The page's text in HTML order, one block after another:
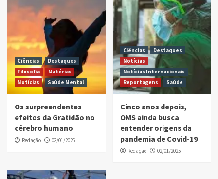
Ciências
Destaques
Filosofia
Matérias
Notícias
Saúde Mental
Os surpreendentes
efeitos da Gratidão no
cérebro humano
Redação 02/01/2025
Ciências
Destaques
Notícias
Notícias Internacionais
Reportagens
Saúde
Cinco anos depois,
OMS ainda busca
entender origens da
pandemia de Covid-19
Redação 02/01/2025